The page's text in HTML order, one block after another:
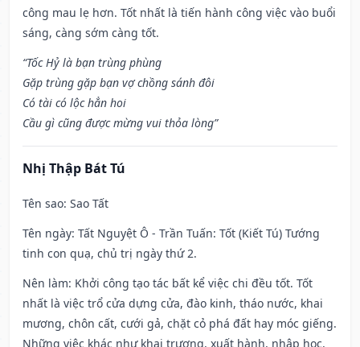
công mau lẹ hơn. Tốt nhất là tiến hành công việc vào buổi
sáng, càng sớm càng tốt.
“Tốc Hỷ là bạn trùng phùng
Gặp trùng gặp bạn vợ chồng sánh đôi
Có tài có lộc hẳn hoi
Cầu gì cũng được mừng vui thỏa lòng”
Nhị Thập Bát Tú
Tên sao: Sao Tất
Tên ngày: Tất Nguyệt Ô - Trần Tuấn: Tốt (Kiết Tú) Tướng
tinh con quạ, chủ trị ngày thứ 2.
Nên làm: Khởi công tạo tác bất kể việc chi đều tốt. Tốt
nhất là việc trổ cửa dựng cửa, đào kinh, tháo nước, khai
mương, chôn cất, cưới gả, chặt cỏ phá đất hay móc giếng.
Những việc khác như khai trương, xuất hành, nhập học,